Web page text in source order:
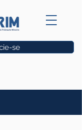
se